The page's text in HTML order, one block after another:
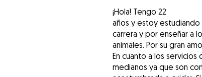
¡Hola! Tengo 22
años y estoy estudiando
carrera y por enseñar a
animales. Por su gran
En cuanto a los
medianos ya que son